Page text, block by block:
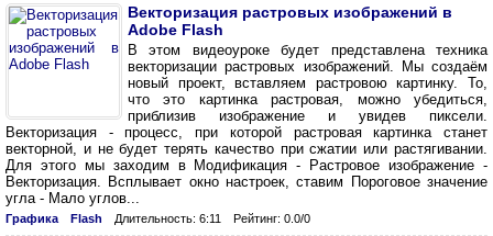
Векторизация растровых изображений в
Adobe Flash
В этом видеоуроке будет представлена техника
векторизации растровых изображений. Мы создаём
новый проект, вставляем растровою картинку. То,
что это картинка растровая, можно убедиться,
приблизив изображение и увидев пиксели.
Векторизация - процесс, при которой растровая картинка станет
векторной, и не будет терять качество при сжатии или растягивании.
Для этого мы заходим в Модификация - Растровое изображение -
Векторизация. Всплывает окно настроек, ставим Пороговое значение
угла - Мало углов...
Графика Flash Длительность: 6:11 Рейтинг: 0.0/0